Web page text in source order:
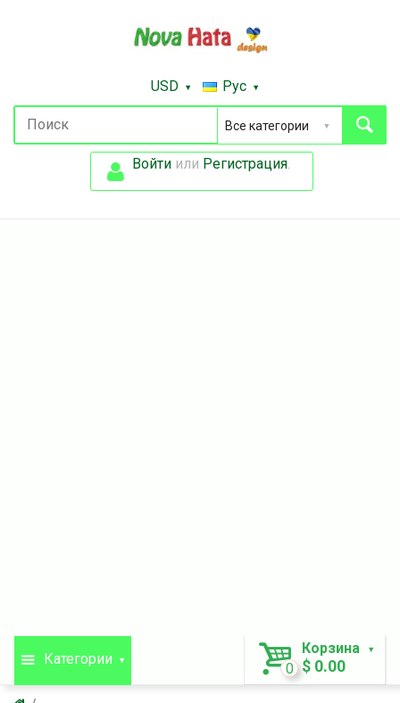
USD Рус
Войти или Регистрация
Категории
Корзина
0 $ 0.00